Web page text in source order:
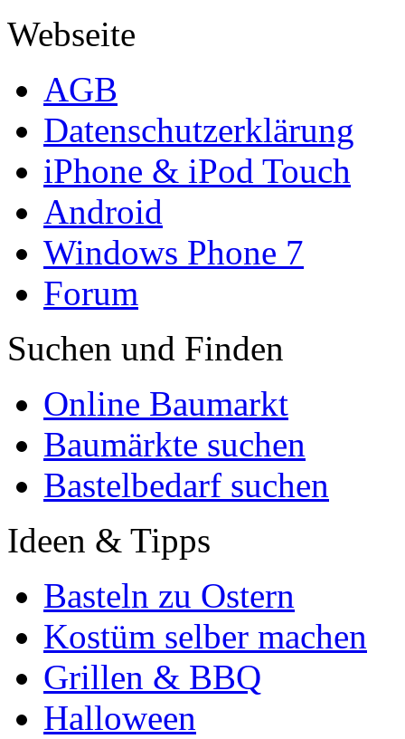
Webseite
AGB
Datenschutzerklärung
iPhone & iPod Touch
Android
Windows Phone 7
Forum
Suchen und Finden
Online Baumarkt
Baumärkte suchen
Bastelbedarf suchen
Ideen & Tipps
Basteln zu Ostern
Kostüm selber machen
Grillen & BBQ
Halloween